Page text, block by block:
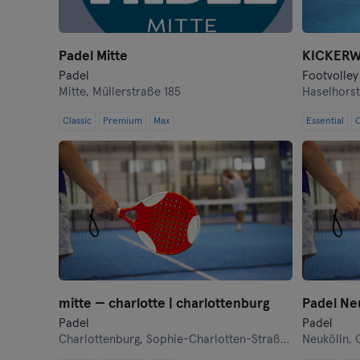
Padel Mitte
Padel
Mitte, Müllerstraße 185
Classic Premium Max
Footvolley
Essential
mitte — charlotte | charlottenburg
Padel
Charlottenburg,Sophie-Charlotten-Straße 14
Padel
Padel
Neukölln,